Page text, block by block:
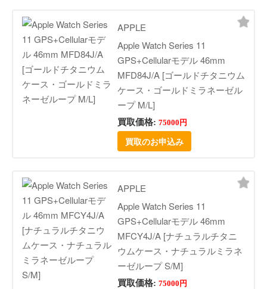
APPLE
Apple Watch Series 11
GPS+Cellularモデル 46mm
MFD84J/A [ゴールドチタニウム
ケース・ゴールドミラネーゼル
ープ M/L]
買取価格: 75000円
買取のお申込み
APPLE
Apple Watch Series 11
GPS+Cellularモデル 46mm
MFCY4J/A [ナチュラルチタニ
ウムケース・ナチュラルミラネ
ーゼループ S/M]
買取価格: 75000円